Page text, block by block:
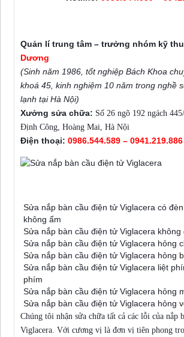
Quản lí trung tâm – trưởng nhóm kỹ
Dương
(Sinh năm 1986, tốt nghiệp Bách Khoa
khoá 45, kinh nghiệm 10 năm trong nghề
lạnh tại Hà Nội)
Xưởng sửa chữa: Số 26 ngõ 192 ngách
Định Công, Hoàng Mai, Hà Nội
Điện thoại: 0986.544.589 – 0941.219.886
Sửa nắp bàn cầu điện tử Viglacera có
không ấm
Sửa nắp bàn cầu điện tử Viglacera không
Sửa nắp bàn cầu điện tử Viglacera hỏng
Sửa nắp bàn cầu điện tử Viglacera hỏng
Sửa nắp bàn cầu điện tử Viglacera liệt
phím
Sửa nắp bàn cầu điện tử Viglacera hỏng
Sửa nắp bàn cầu điện tử Viglacera hỏng
Chúng tôi nhận sửa chữa tất cả các lỗi của nắp
Viglacera. Với cương vị là đơn vị tiên phong